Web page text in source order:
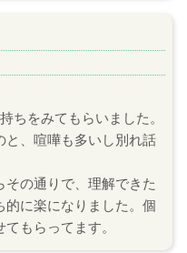
ちをみてもらいました。
と、喧嘩も多いし別れ話
の通りで、理解できた
的に楽になりました。個
もらってます。